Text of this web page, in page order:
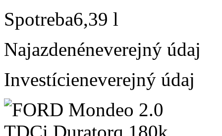
Spotreba6,39 l
Najazdenéneverejný údaj
Investícieneverejný údaj